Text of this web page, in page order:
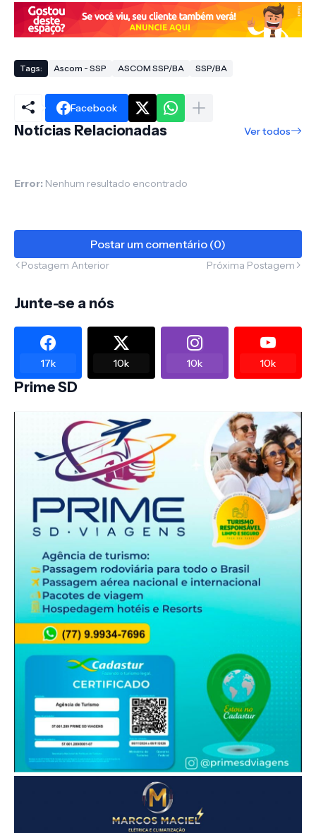
Tags: Ascom - SSP ASCOM SSP/BA SSP/BA
Facebook
Notícias Relacionadas Ver todos
Error: Nenhum resultado encontrado
Postar um comentário (0)
Postagem Anterior Próxima Postagem
Junte-se a nós
17k 10k 10k 10k
Prime SD